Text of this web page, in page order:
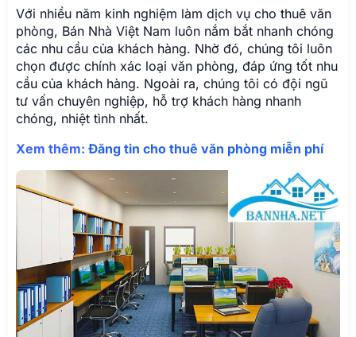
Với nhiều năm kinh nghiệm làm dịch vụ cho thuê văn
phòng, Bán Nhà Việt Nam luôn nắm bắt nhanh chóng
các nhu cầu của khách hàng. Nhờ đó, chúng tôi luôn
chọn được chính xác loại văn phòng, đáp ứng tốt nhu
cầu của khách hàng. Ngoài ra, chúng tôi có đội ngũ
tư vấn chuyên nghiệp, hỗ trợ khách hàng nhanh
chóng, nhiệt tình nhất.
Xem thêm: Đăng tin cho thuê văn phòng miễn phí